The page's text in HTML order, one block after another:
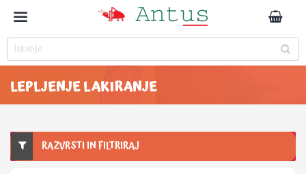
LEPLJENJE LAKIRANJE
RAZVRSTI IN FILTRIRAJ